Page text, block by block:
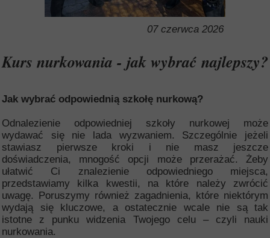
07 czerwca 2026
Kurs nurkowania - jak wybrać najlepszy?
Jak wybrać odpowiednią szkołę nurkową?
Odnalezienie odpowiedniej szkoły nurkowej może
wydawać się nie lada wyzwaniem. Szczególnie jeżeli
stawiasz pierwsze kroki i nie masz jeszcze
doświadczenia, mnogość opcji może przerażać. Żeby
ułatwić Ci znalezienie odpowiedniego miejsca,
przedstawiamy kilka kwestii, na które należy zwrócić
uwagę. Poruszymy również zagadnienia, które niektórym
wydają się kluczowe, a ostatecznie wcale nie są tak
istotne z punku widzenia Twojego celu – czyli nauki
nurkowania.